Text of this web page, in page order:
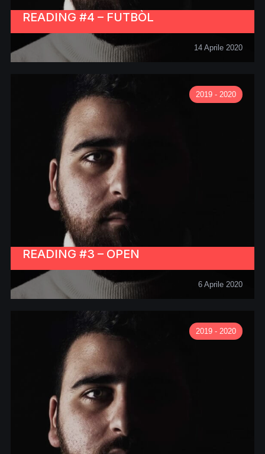
READING #4 – FUTBÒL
14 Aprile 2020
2019 - 2020
READING #3 – OPEN
6 Aprile 2020
2019 - 2020